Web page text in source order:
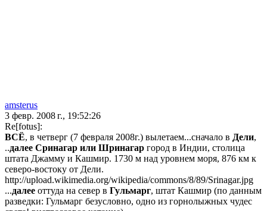
amsterus
3 февр. 2008 г., 19:52:26
Re[fotus]:
ВСЁ, в четверг (7 февраля 2008г.) вылетаем...сначало в Дели,
..далее Сринагар или Шринагар город в Индии, столица
штата Джамму и Кашмир. 1730 м над уровнем моря, 876 км к
северо-востоку от Дели.
http://upload.wikimedia.org/wikipedia/commons/8/89/Srinagar.jpg
...далее оттуда на север в Гульмарг, штат Кашмир (по данным
разведки: Гульмарг безусловно, одно из горнолыжных чудес